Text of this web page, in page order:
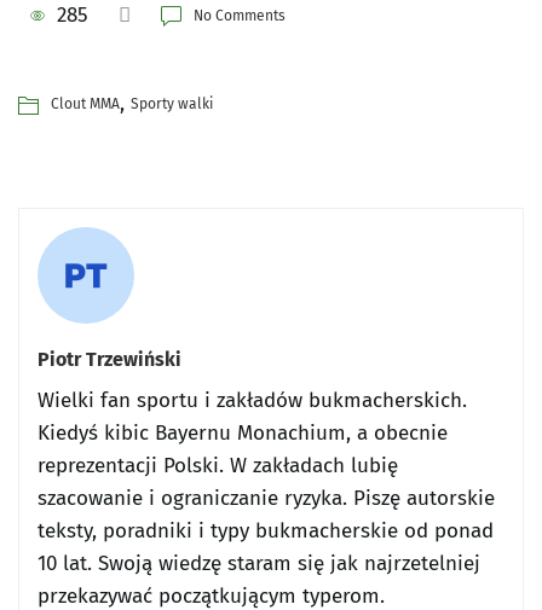
285 No Comments
Clout MMA, Sporty walki
Piotr Trzewiński
Wielki fan sportu i zakładów bukmacherskich.
Kiedyś kibic Bayernu Monachium, a obecnie
reprezentacji Polski. W zakładach lubię
szacowanie i ograniczanie ryzyka. Piszę autorskie
teksty, poradniki i typy bukmacherskie od ponad
10 lat. Swoją wiedzę staram się jak najrzetelniej
przekazywać początkującym typerom.